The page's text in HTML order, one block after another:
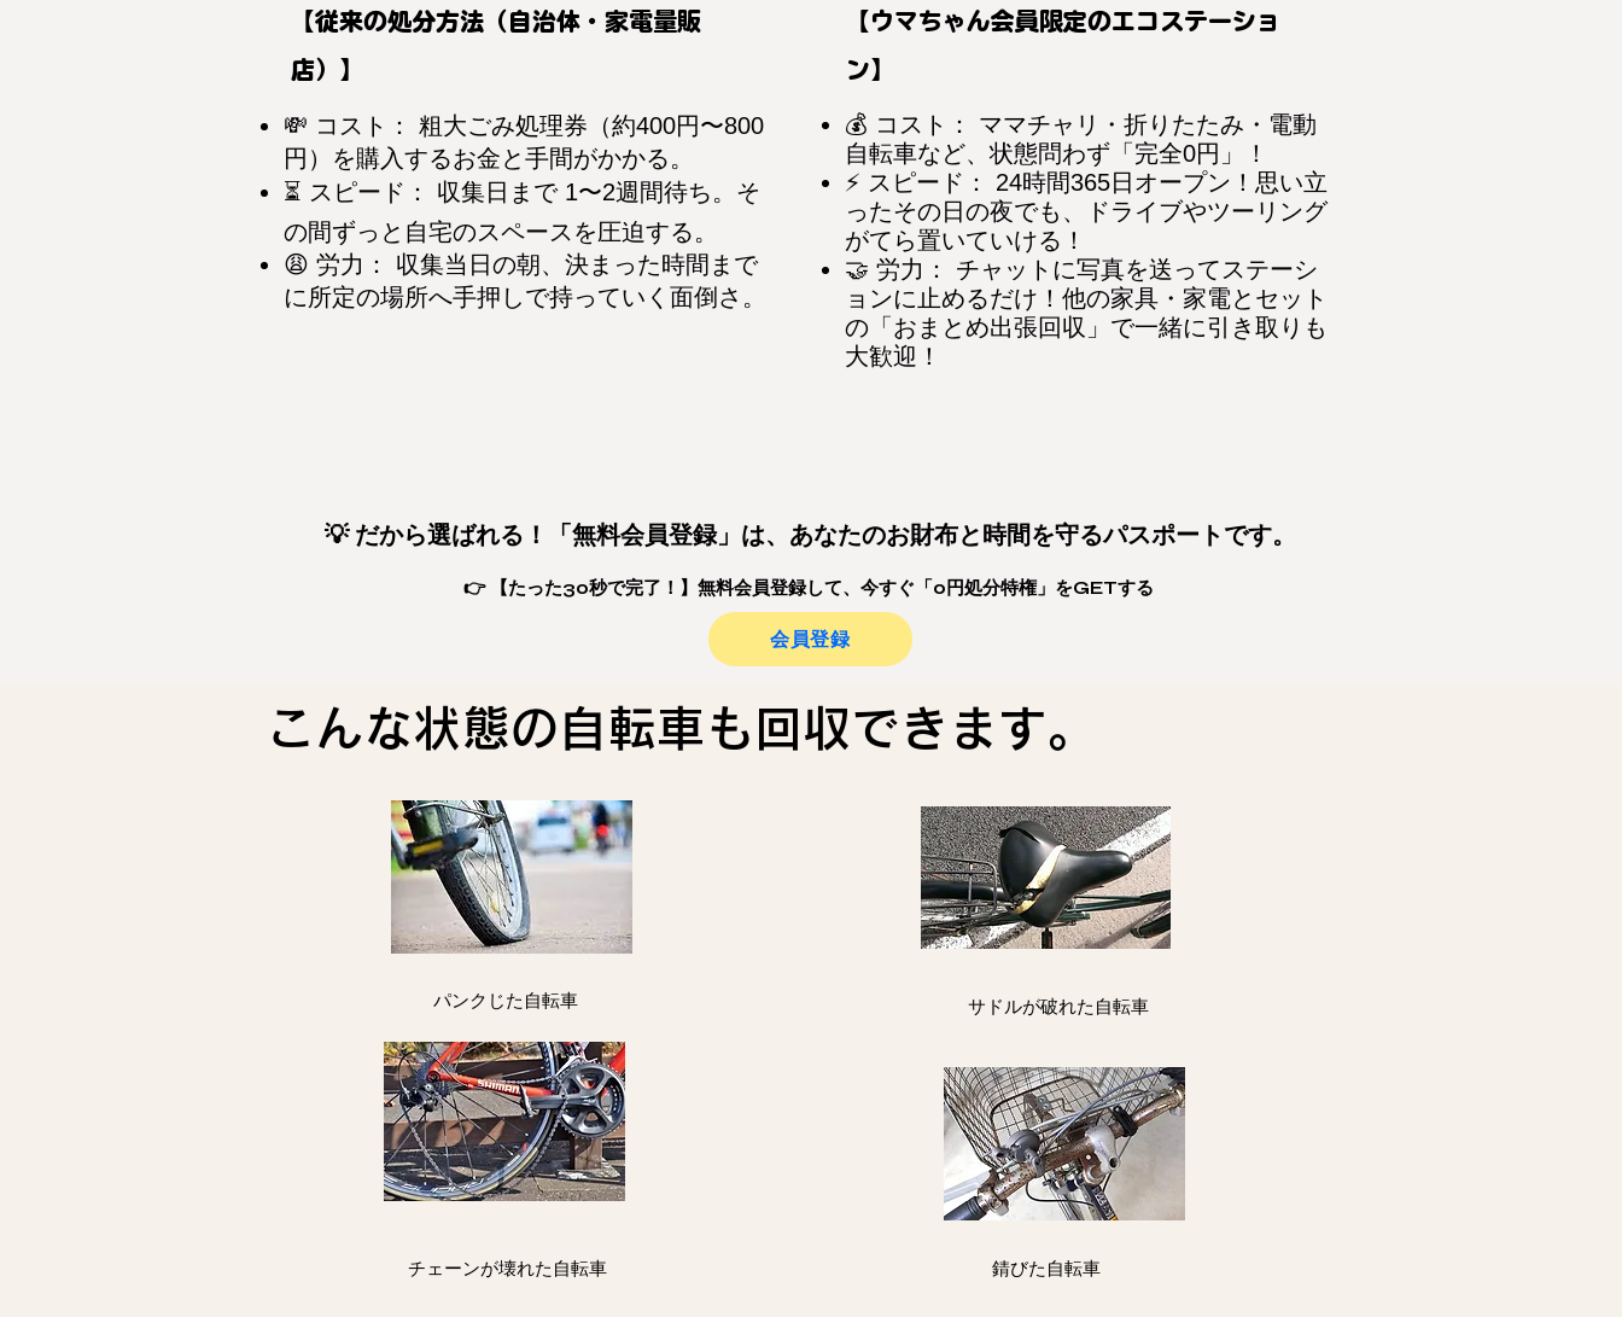
【従来の処分方法（自治体・家電量販
店）】
💸 コスト： 粗大ごみ処理券（約400円〜800
円）を購入するお金と手間がかかる。
⏳ スピード： 収集日まで 1〜2週間待ち。そ
の間ずっと自宅のスペースを圧迫する。
😩 労力： 収集当日の朝、決まった時間まで
に所定の場所へ手押しで持っていく面倒さ。
【ウマちゃん会員限定のエコステーショ
ン】
💰 コスト： ママチャリ・折りたたみ・電動
自転車など、状態問わず「完全0円」！
⚡ スピード： 24時間365日オープン！思い立
ったその日の夜でも、ドライブやツーリング
がてら置いていける！
🤝 労力： チャットに写真を送ってステーシ
ョンに止めるだけ！他の家具・家電とセット
の「おまとめ出張回収」で一緒に引き取りも
大歓迎！
💡 だから選ばれる！「無料会員登録」は、あなたのお財布と時間を守るパスポートです。
👉 【たった30秒で完了！】無料会員登録して、今すぐ「0円処分特権」をGETする
会員登録
こんな状態の自転車も回収できます。
パンクじた自転車
​チェーンが壊れた自転車
サドルが破れた自転車
錆びた自転車